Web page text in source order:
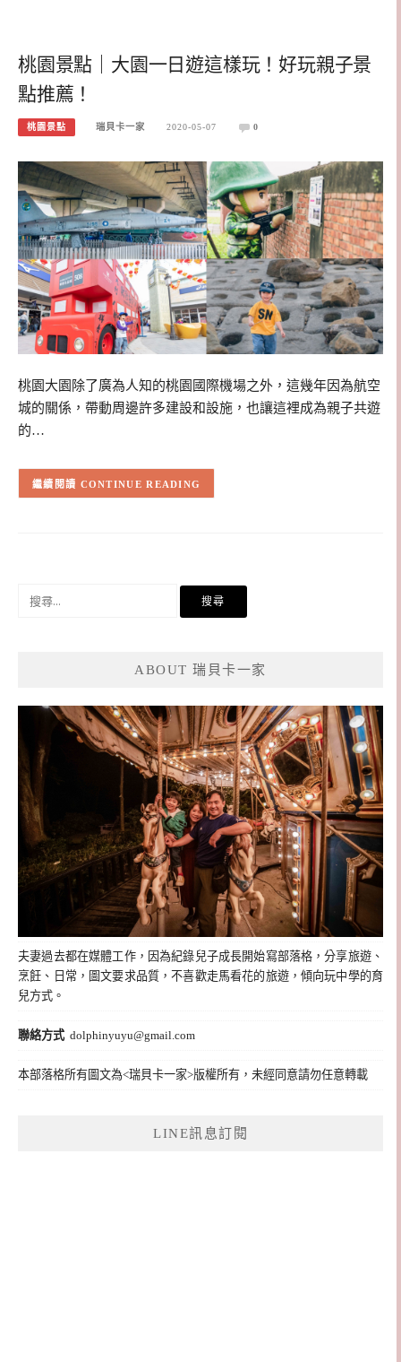
桃園景點｜大園一日遊這樣玩！好玩親子景
點推薦！
桃園景點 瑞貝卡一家 2020-05-07 0
桃園大園除了廣為人知的桃園國際機場之外，這幾年因為航空
城的關係，帶動周邊許多建設和設施，也讓這裡成為親子共遊
的…
CONTINUE READING
ABOUT 瑞貝卡一家
夫妻過去都在媒體工作，因為紀錄兒子成長開始寫部落格，分享旅遊、
烹飪、日常，圖文要求品質，不喜歡走馬看花的旅遊，傾向玩中學的育
兒方式。
聯絡方式 dolphinyuyu@gmail.com
本部落格所有圖文為<瑞貝卡一家>版權所有，未經同意請勿任意轉載
LINE訊息訂閱